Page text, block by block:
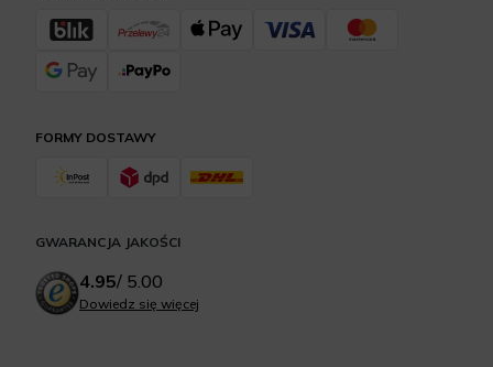
FORMY DOSTAWY
GWARANCJA JAKOŚCI
4.95/ 5.00
Dowiedz się więcej